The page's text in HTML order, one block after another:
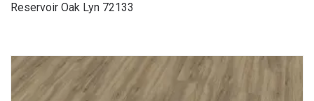
Reservoir Oak Lyn 72133